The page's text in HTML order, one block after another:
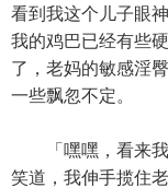
看到我这个儿子眼
我的鸡巴已经有些硬
了，老妈的敏感淫
一些飘忽不定。
「嘿嘿，看来我
笑道，我伸手揽住老